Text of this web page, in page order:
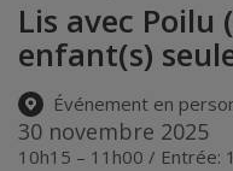
Lis avec
enfant(s)
Événement en
30 novembre 2025
10h15 – 11h00 / Entrée: